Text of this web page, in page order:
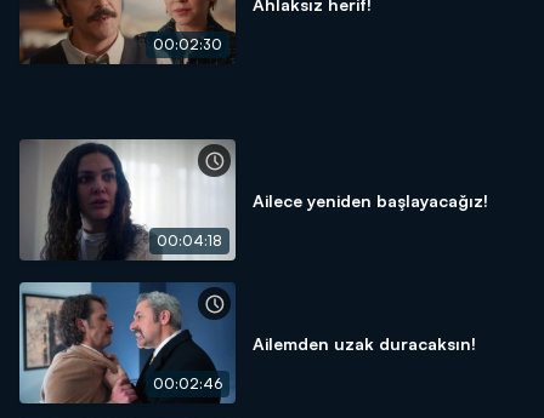
00:02:30
00:04:18
Ailece yeniden başlayacağız!
00:02:46
Ailemden uzak duracaksın!